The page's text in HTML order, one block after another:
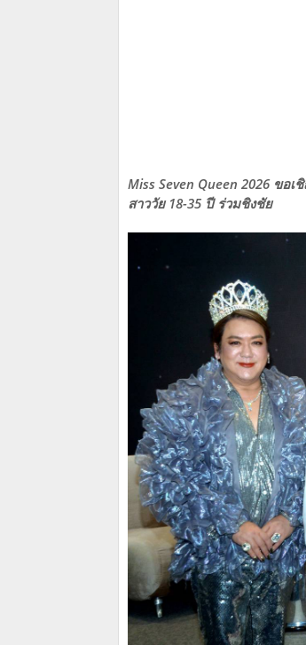
Miss Seven Queen 2026 ขอ
สาววัย 18-35 ปี ร่วมชิงชัย